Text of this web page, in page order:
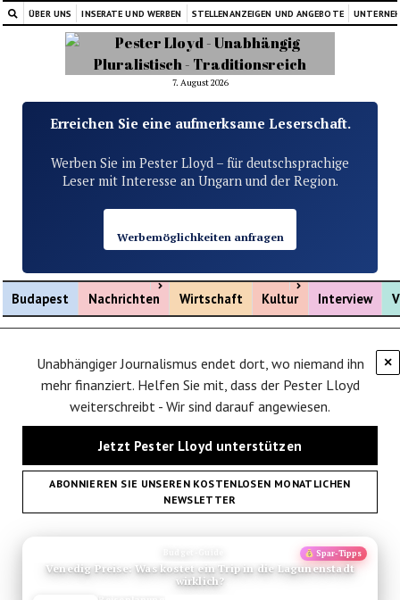
ÜBER UNS INSERATE UND WERBEN STELLENANZEIGEN UND ANGEBOTE
7. August 2026
Erreichen Sie eine aufmerksame Leserschaft.
Werben Sie im Pester Lloyd – für deutschsprachige
Leser mit Interesse an Ungarn und der Region.
Werbemöglichkeiten anfragen
Budapest Nachrichten
Menü öffnen
Wirtschaft Kultur
Menü öffnen
Interview
×
Unabhängiger Journalismus endet dort, wo niemand ihn
mehr finanziert. Helfen Sie mit, dass der Pester Lloyd
weiterschreibt - Wir sind darauf angewiesen.
Jetzt Pester Lloyd unterstützen
ABONNIEREN SIE UNSEREN KOSTENLOSEN MONATLICHEN
NEWSLETTER
Spar-Tipps
Venedig Preise: Was kostet ein Trip in die Lagunenstadt
wirklich?